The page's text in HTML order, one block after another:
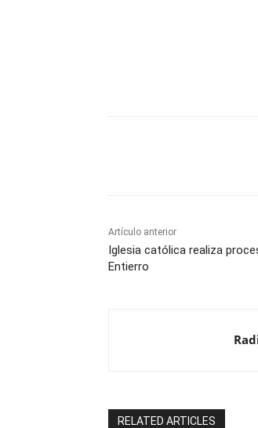
Artículo anterior
Iglesia católica realiza
Entierro
RELATED ARTICLES